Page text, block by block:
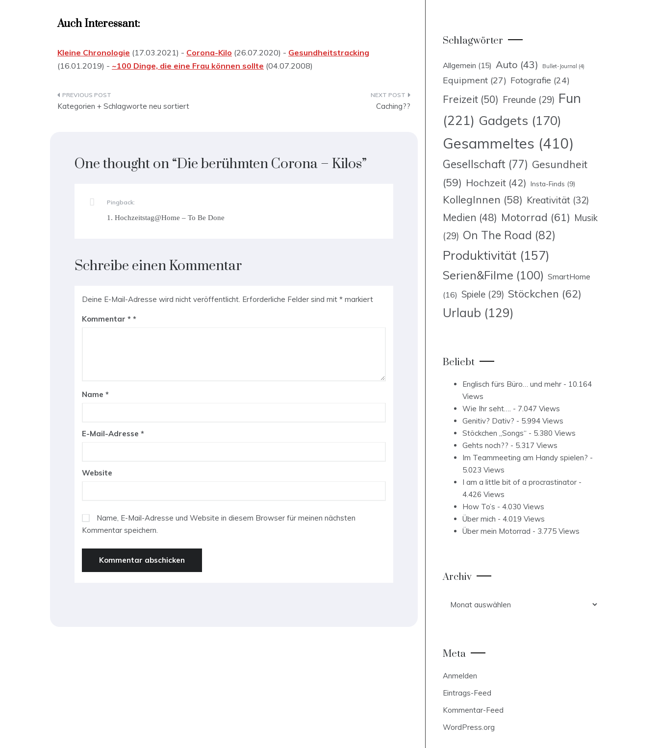
Auch Interessant:
Kleine Chronologie (17.03.2021) - Corona-Kilo (26.07.2020) - Gesundheitstracking
(16.01.2019) - ~100 Dinge, die eine Frau können sollte (04.07.2008)
Beitragsnavigation
Kategorien + Schlagworte neu sortiert Caching??
One thought on “Die berühmten Corona – Kilos”
Pingback:
1. Hochzeitstag@Home – To Be Done
Schreibe einen Kommentar
Deine E-Mail-Adresse wird nicht veröffentlicht. Erforderliche Felder sind mit * markiert
Kommentar *
Name *
E-Mail-Adresse *
Website
Name, E-Mail-Adresse und Website in diesem Browser für meinen nächsten
Kommentar speichern.
Schlagwörter
Allgemein (15) Auto (43) Bullet-Journal (4)
Equipment (27) Fotografie (24)
Freizeit (50) Freunde (29) Fun
(221) Gadgets (170)
Gesammeltes (410)
Gesellschaft (77) Gesundheit
(59) Hochzeit (42) Insta-Finds (9)
KollegInnen (58) Kreativität (32)
Medien (48) Motorrad (61) Musik
(29) On The Road (82)
Produktivität (157)
Serien&Filme (100) SmartHome
(16) Spiele (29) Stöckchen (62)
Urlaub (129)
Beliebt
Englisch fürs Büro… und mehr - 10.164
Views
Wie Ihr seht…. - 7.047 Views
Genitiv? Dativ? - 5.994 Views
Stöckchen „Songs“ - 5.380 Views
Gehts noch?? - 5.317 Views
Im Teammeeting am Handy spielen? -
5.023 Views
I am a little bit of a procrastinator -
4.426 Views
How To’s - 4.030 Views
Über mich - 4.019 Views
Über mein Motorrad - 3.775 Views
Archiv
Meta
Anmelden
Eintrags-Feed
Kommentar-Feed
WordPress.org